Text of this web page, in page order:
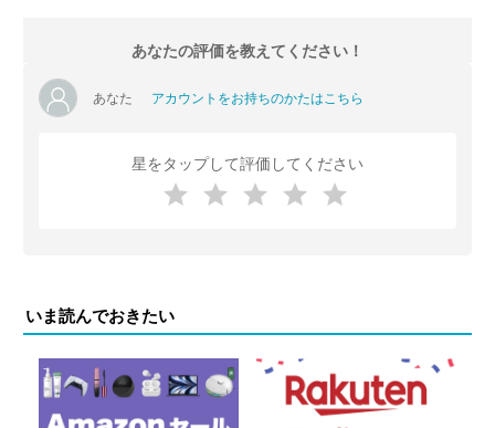
あなたの評価を教えてください！
あなた アカウントをお持ちのかたはこちら
星をタップして評価してください
いま読んでおきたい